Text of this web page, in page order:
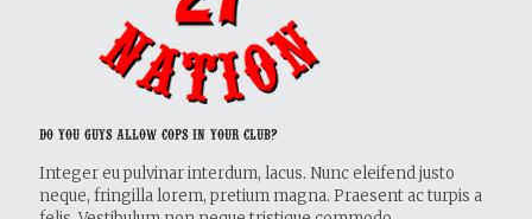
Do You Guys Allow Cops in Your Club?
Integer eu pulvinar interdum, lacus. Nunc eleifend justo
neque, fringilla lorem, pretium magna. Praesent ac turpis a